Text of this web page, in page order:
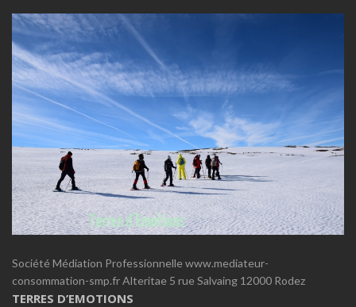
Société Médiation Professionnelle www.mediateur-
consommation-smp.fr Alteritae 5 rue Salvaing 12000 Rodez
TERRES D’EMOTIONS